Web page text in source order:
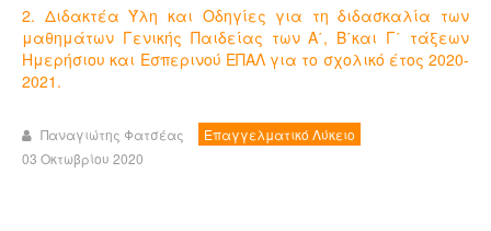
2. Διδακτέα Ύλη και Οδηγίες για τη διδασκαλία των
μαθημάτων Γενικής Παιδείας των Α΄, Β΄και Γ΄ τάξεων
Ημερήσιου και Εσπερινού ΕΠΑΛ για το σχολικό έτος 2020-
2021.
Παναγιώτης Φατσέας
Επαγγελματικό Λύκειο
03 Οκτωβρίου 2020